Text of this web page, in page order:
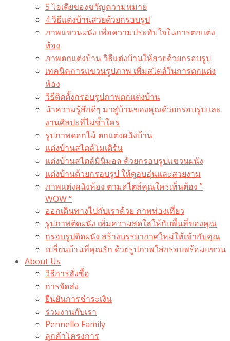
5 ไอเดียของขวัญความหมาย
4 วิธีแต่งบ้านสวยด้วยกรอบรูป
ภาพแขวนผนัง เพื่อความประทับใจในการตกแต่ง
ห้อง
ภาพตกแต่งบ้าน วิธีแต่งบ้านให้สวยด้วยกรอบรูป
เทคนิคการแขวนรูปภาพ เพิ่มสไตล์ในการตกแต่ง
ห้อง
วิธีติดตั้งกรอบรูปภาพตกแต่งบ้าน
นำความรู้สึกดีๆ มาสู่บ้านของคุณด้วยกรอบรูปและ
งานศิลปะที่ไม่ซ้ำใคร
รูปภาพดอกไม้ ตกแต่งผนังบ้าน
แต่งบ้านสไตล์โมเดิร์น
แต่งบ้านสไตล์มินิมอล ด้วยกรอบรูปแขวนผนัง
แต่งบ้านด้วยกรอบรูป ให้ดูอบอุ่นและสวยงาม
ภาพแต่งผนังห้อง ตามสไตล์คุณใครเห็นต้อง ”
WOW “
ออกเดินทางไปกับเราด้วย ภาพท่องเที่ยว
รูปภาพติดผนัง เพิ่มความสดใสให้กับพื้นที่ของคุณ
กรอบรูปติดผนัง สร้างบรรยากาศใหม่ให้เข้ากับคุณ
เปลี่ยนบ้านที่คุณรัก ด้วยรูปภาพใส่กรอบพร้อมแขวน​
About Us
วิธีการสั่งซื้อ
การจัดส่ง
ยืนยันการชำระเงิน
ร่วมงานกับเรา
Pennello Family
ลูกค้าโครงการ